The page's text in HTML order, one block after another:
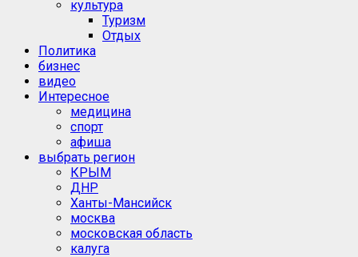
культура
Туризм
Отдых
Политика
бизнес
видео
Интересное
медицина
спорт
афиша
выбрать регион
КРЫМ
ДНР
Ханты-Мансийск
москва
московская область
калуга